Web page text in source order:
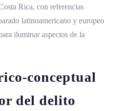
en aparatos
de poder
de la coautoría
o acuerdo de
Rica, con referencias
latinoamericano y europeo
iluminar aspectos de la
conceptual
del delito